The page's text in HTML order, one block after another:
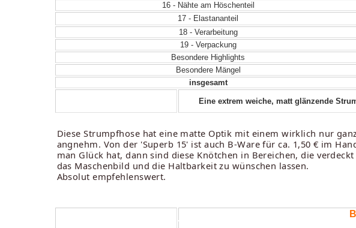
16 - Nähte am Höschenteil
17 - Elastananteil
18 - Verarbeitung
19 - Verpackung
Besondere Highlights
Besondere Mängel
insgesamt
Eine extrem weiche, matt glänzende
Diese Strumpfhose hat eine matte Optik mit einem wirklich nur
angnehm. Von der 'Superb 15' ist auch B-Ware für ca. 1,50 € im
man Glück hat, dann sind diese Knötchen in Bereichen, die
das Maschenbild und die Haltbarkeit zu wünschen lassen.
Absolut empfehlenswert.